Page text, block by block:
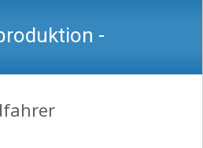
-
Podcast, O-Töne,